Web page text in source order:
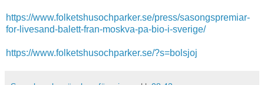
https://www.folketshusochparker.se/press/sasongspremiar-
for-livesand-balett-fran-moskva-pa-bio-i-sverige/
https://www.folketshusochparker.se/?s=bolsjoj